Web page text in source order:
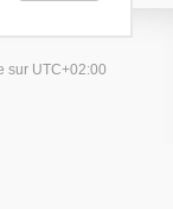
sur UTC+02:00